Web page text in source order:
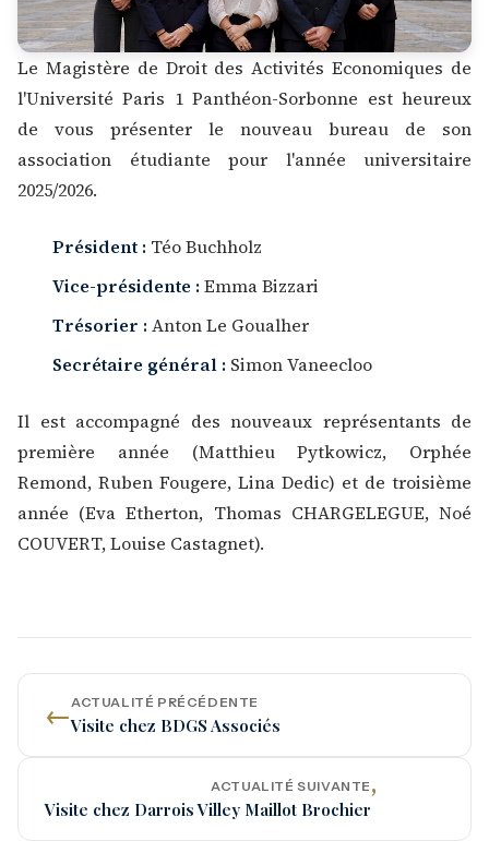
Le Magistère de Droit des Activités Economiques de
l'Université Paris 1 Panthéon-Sorbonne est heureux
de vous présenter le nouveau bureau de son
association étudiante pour l'année universitaire
2025/2026.
Président : Téo Buchholz
Vice-présidente : Emma Bizzari
Trésorier : Anton Le Goualher
Secrétaire général : Simon Vaneecloo
Il est accompagné des nouveaux représentants de
première année (Matthieu Pytkowicz, Orphée
Remond, Ruben Fougere, Lina Dedic) et de troisième
année (Eva Etherton, Thomas CHARGELEGUE, Noé
COUVERT, Louise Castagnet).
←ACTUALITÉ PRÉCÉDENTE
Visite chez BDGS Associés
ACTUALITÉ SUIVANTE
Visite chez Darrois Villey Maillot Brochier’